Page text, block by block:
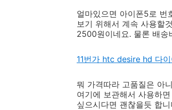
얼마있으면 아이폰5로 번
보기 위해서 계속 사용할
2500원이네요. 물론 배송
11번가 htc desire hd 다
뭐 가격따라 고품질은 아
여기에 보관해서 사용하
싶으시다면 괜찮을듯 합니